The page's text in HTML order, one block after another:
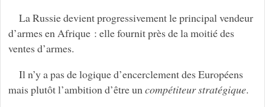
La Russie devient progressivement le principal vendeur
d’armes en Afrique : elle fournit près de la moitié des
ventes d’armes.
Il n’y a pas de logique d’encerclement des Européens
mais plutôt l’ambition d’être uncompétiteur stratégique.